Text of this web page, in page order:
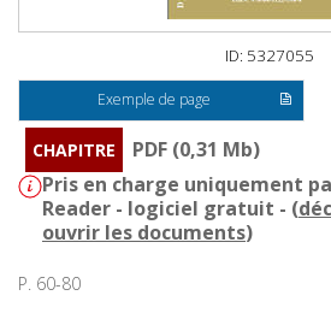
ID: 5327055
Exemple de page
CHAPITRE
PDF (0,31 Mb)
Pris en charge uniquement
Reader - logiciel gratuit - (
ouvrir les documents)
P. 60-80